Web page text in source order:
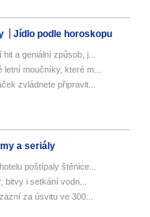
Jídlo podle horoskopu
a geniální způsob, j...
moučníky, které m...
zvládnete připravit...
a seriály
poštípaly štěnice...
bitvy i setkání vodn...
za úsvitu ve 300...